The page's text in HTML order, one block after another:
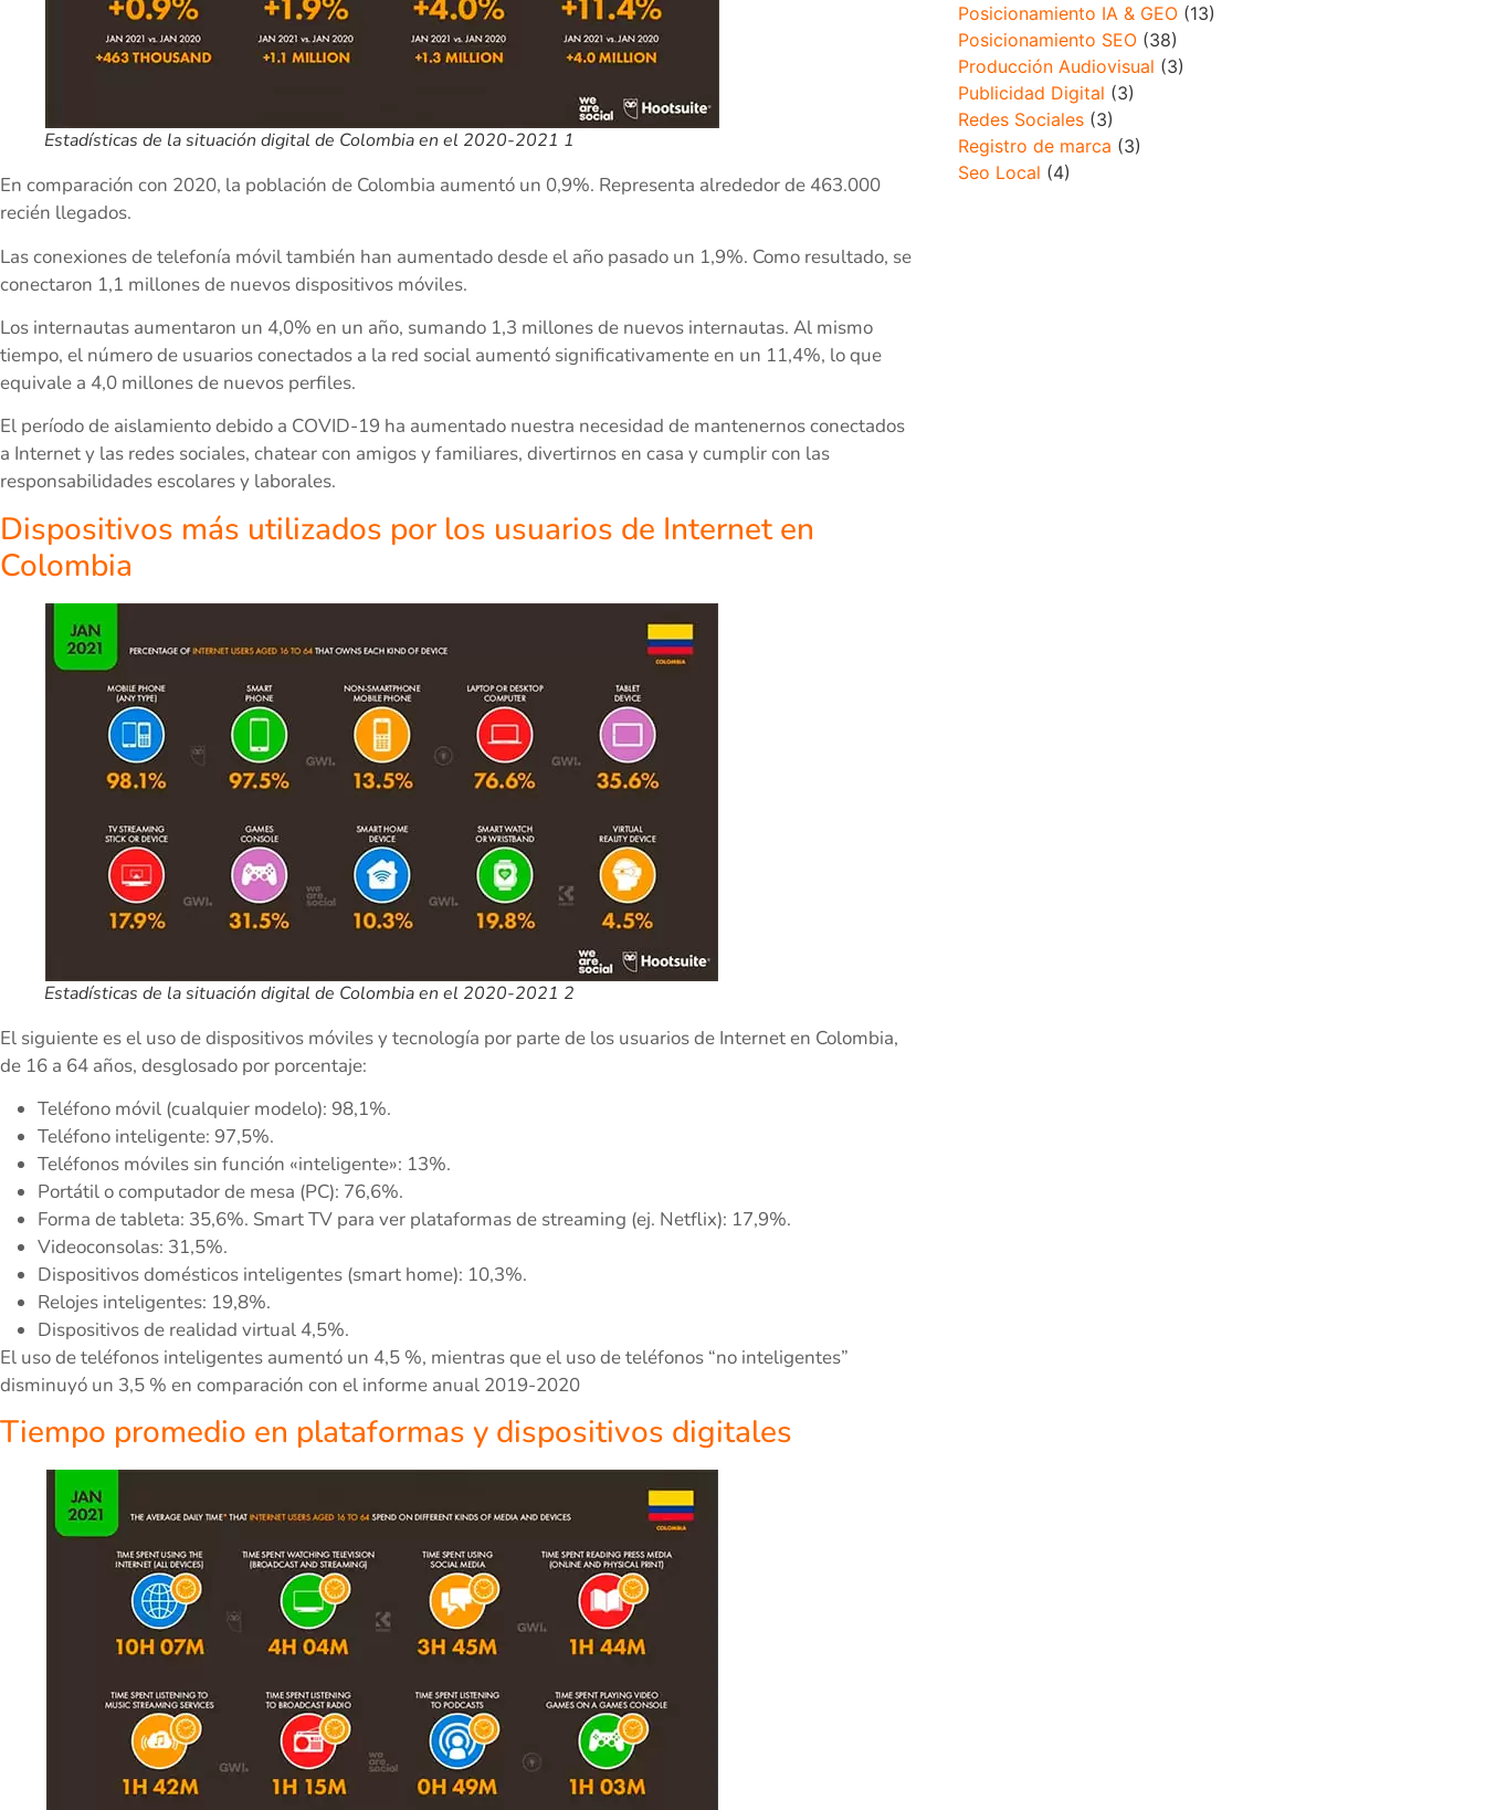
Estadísticas de la situación digital de Colombia en el 2020-2021 1
En comparación con 2020, la población de Colombia aumentó un 0,9%. Representa alrededor de 463.000
recién llegados.
Las conexiones de telefonía móvil también han aumentado desde el año pasado un 1,9%. Como resultado, se
conectaron 1,1 millones de nuevos dispositivos móviles.
Los internautas aumentaron un 4,0% en un año, sumando 1,3 millones de nuevos internautas. Al mismo
tiempo, el número de usuarios conectados a la red social aumentó significativamente en un 11,4%, lo que
equivale a 4,0 millones de nuevos perfiles.
El período de aislamiento debido a COVID-19 ha aumentado nuestra necesidad de mantenernos conectados
a Internet y las redes sociales, chatear con amigos y familiares, divertirnos en casa y cumplir con las
responsabilidades escolares y laborales.
Dispositivos más utilizados por los usuarios de Internet en
Colombia
Estadísticas de la situación digital de Colombia en el 2020-2021 2
El siguiente es el uso de dispositivos móviles y tecnología por parte de los usuarios de Internet en Colombia,
de 16 a 64 años, desglosado por porcentaje:
Teléfono móvil (cualquier modelo): 98,1%.
Teléfono inteligente: 97,5%.
Teléfonos móviles sin función «inteligente»: 13%.
Portátil o computador de mesa (PC): 76,6%.
Forma de tableta: 35,6%. Smart TV para ver plataformas de streaming (ej. Netflix): 17,9%.
Videoconsolas: 31,5%.
Dispositivos domésticos inteligentes (smart home): 10,3%.
Relojes inteligentes: 19,8%.
Dispositivos de realidad virtual 4,5%.
El uso de teléfonos inteligentes aumentó un 4,5 %, mientras que el uso de teléfonos “no inteligentes”
disminuyó un 3,5 % en comparación con el informe anual 2019-2020
Tiempo promedio en plataformas y dispositivos digitales
Posicionamiento IA & GEO(13)
Posicionamiento SEO(38)
Producción Audiovisual (3)
Publicidad Digital (3)
Redes Sociales(3)
Registro de marca (3)
Seo Local (4)